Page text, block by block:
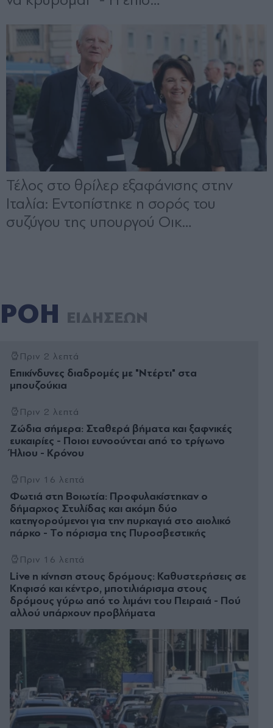
ΡΟΗ ΕΙΔΗΣΕΩΝ
Πριν 2 λεπτά
Επικίνδυνες διαδρομές με "Ντέρτι" στα
μπουζούκια
Πριν 2 λεπτά
Ζώδια σήμερα: Σταθερά βήματα και ξαφνικές
ευκαιρίες - Ποιοι ευνοούνται από το τρίγωνο
Ήλιου - Κρόνου
Πριν 16 λεπτά
Φωτιά στη Βοιωτία: Προφυλακίστηκαν ο
δήμαρχος Στυλίδας και ακόμη δύο
κατηγορούμενοι για την πυρκαγιά στο αιολικό
πάρκο - Το πόρισμα της Πυροσβεστικής
Πριν 16 λεπτά
Live η κίνηση στους δρόμους: Καθυστερήσεις σε
Κηφισό και κέντρο, μποτιλιάρισμα στους
δρόμους γύρω από το λιμάνι του Πειραιά - Πού
αλλού υπάρχουν προβλήματα